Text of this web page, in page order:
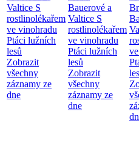
Valtice S
rostlinolékařem
ve vinohradu
Ptáci lužních
lesů
Zobrazit
všechny
záznamy ze
dne
Bauerové a
Valtice S
rostlinolékařem
ve vinohradu
Ptáci lužních
lesů
Zobrazit
všechny
záznamy ze
dne